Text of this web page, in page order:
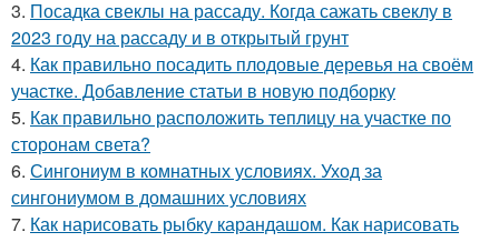
3. Посадка свеклы на рассаду. Когда сажать свеклу в
2023 году на рассаду и в открытый грунт
4. Как правильно посадить плодовые деревья на своём
участке. Добавление статьи в новую подборку
5. Как правильно расположить теплицу на участке по
сторонам света?
6. Сингониум в комнатных условиях. Уход за
сингониумом в домашних условиях
7. Как нарисовать рыбку карандашом. Как нарисовать